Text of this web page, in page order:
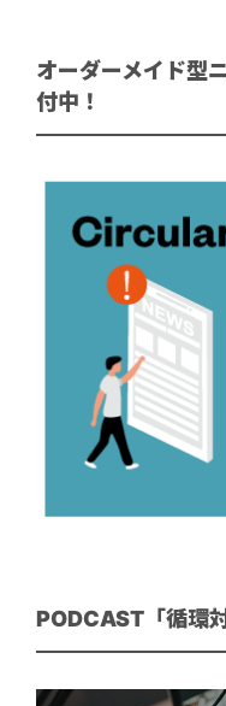
オーダーメイド型
付中！
PODCAST「循環